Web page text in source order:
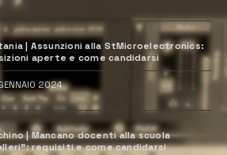
| Assunzioni alla StMicroelectronics:
aperte e come candidarsi
2024
| Mancano docenti alla scuola
requisiti e come candidarsi